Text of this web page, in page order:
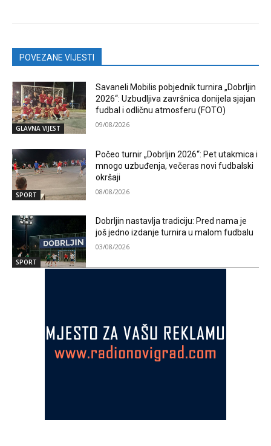
POVEZANE VIJESTI
GLAVNA VIJEST
Savaneli Mobilis pobjednik turnira „Dobrljin
2026“: Uzbudljiva završnica donijela sjajan
fudbal i odličnu atmosferu (FOTO)
09/08/2026
SPORT
Počeo turnir „Dobrljin 2026“: Pet utakmica i
mnogo uzbuđenja, večeras novi fudbalski
okršaji
08/08/2026
SPORT
Dobrljin nastavlja tradiciju: Pred nama je
još jedno izdanje turnira u malom fudbalu
03/08/2026